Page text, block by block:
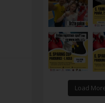
Load